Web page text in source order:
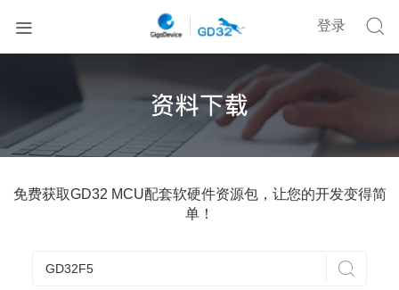
 
登录
免费获取GD32 MCU配套软硬件资源包，让您的开发变得简
单！
